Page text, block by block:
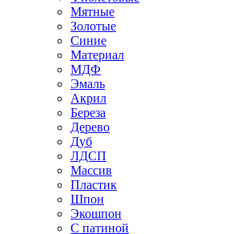
Мятные
Золотые
Синие
Материал
МДФ
Эмаль
Акрил
Береза
Дерево
Дуб
ЛДСП
Массив
Пластик
Шпон
Экошпон
С патиной